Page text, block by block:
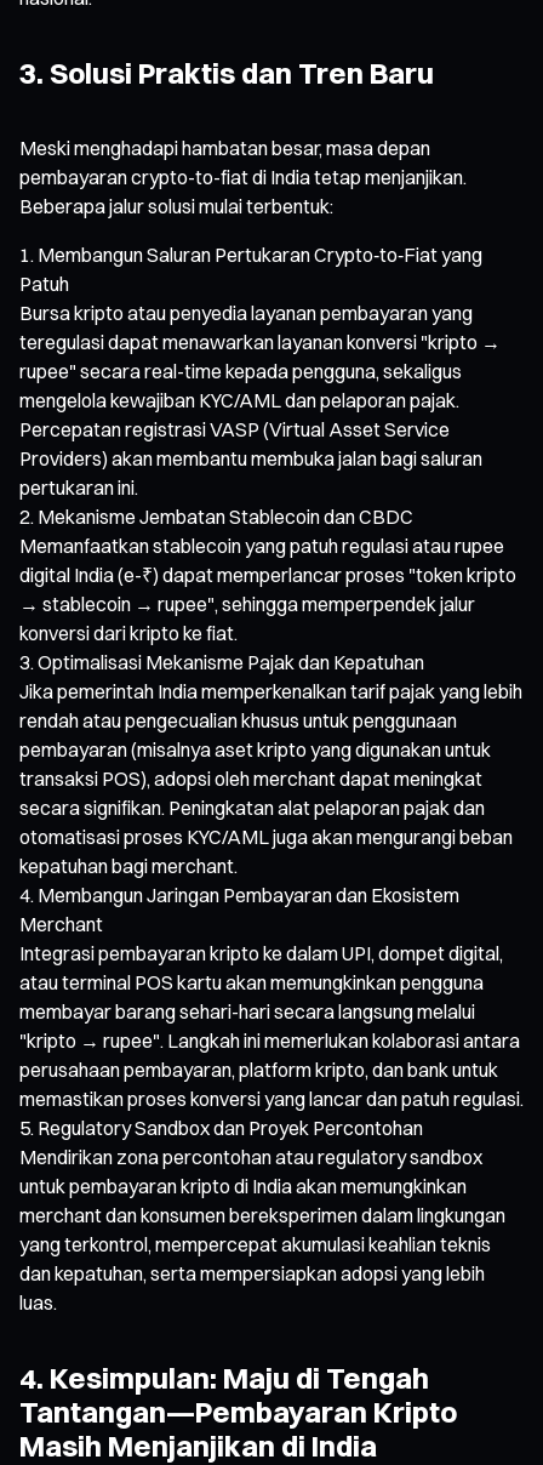
3. Solusi Praktis dan Tren Baru
Meski menghadapi hambatan besar, masa depan
pembayaran crypto-to-fiat di India tetap menjanjikan.
Beberapa jalur solusi mulai terbentuk:
Membangun Saluran Pertukaran Crypto‑to‑Fiat yang
Patuh
Bursa kripto atau penyedia layanan pembayaran yang
teregulasi dapat menawarkan layanan konversi "kripto →
rupee" secara real-time kepada pengguna, sekaligus
mengelola kewajiban KYC/AML dan pelaporan pajak.
Percepatan registrasi VASP (Virtual Asset Service
Providers) akan membantu membuka jalan bagi saluran
pertukaran ini.
Mekanisme Jembatan Stablecoin dan CBDC
Memanfaatkan stablecoin yang patuh regulasi atau rupee
digital India (e-₹) dapat memperlancar proses "token kripto
→ stablecoin → rupee", sehingga memperpendek jalur
konversi dari kripto ke fiat.
Optimalisasi Mekanisme Pajak dan Kepatuhan
Jika pemerintah India memperkenalkan tarif pajak yang lebih
rendah atau pengecualian khusus untuk penggunaan
pembayaran (misalnya aset kripto yang digunakan untuk
transaksi POS), adopsi oleh merchant dapat meningkat
secara signifikan. Peningkatan alat pelaporan pajak dan
otomatisasi proses KYC/AML juga akan mengurangi beban
kepatuhan bagi merchant.
Membangun Jaringan Pembayaran dan Ekosistem
Merchant
Integrasi pembayaran kripto ke dalam UPI, dompet digital,
atau terminal POS kartu akan memungkinkan pengguna
membayar barang sehari-hari secara langsung melalui
"kripto → rupee". Langkah ini memerlukan kolaborasi antara
perusahaan pembayaran, platform kripto, dan bank untuk
memastikan proses konversi yang lancar dan patuh regulasi.
Regulatory Sandbox dan Proyek Percontohan
Mendirikan zona percontohan atau regulatory sandbox
untuk pembayaran kripto di India akan memungkinkan
merchant dan konsumen bereksperimen dalam lingkungan
yang terkontrol, mempercepat akumulasi keahlian teknis
dan kepatuhan, serta mempersiapkan adopsi yang lebih
luas.
4. Kesimpulan: Maju di Tengah
Tantangan—Pembayaran Kripto
Masih Menjanjikan di India